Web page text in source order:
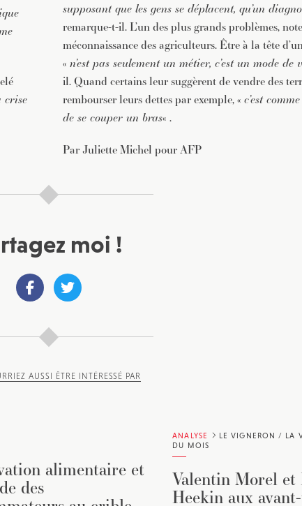
crise
supposant que les gens se déplacent, qu’un
remarque-t-il. L’un des plus grands problèmes,
méconnaissance des agriculteurs. Être à la tête
« n’est pas seulement un métier, c’est un mode de
il. Quand certains leur suggèrent de vendre des
rembourser leurs dettes par exemple, « c’est
de se couper un bras« .
Par Juliette Michel pour AFP
moi !
AUSSI ÊTRE INTÉRESSÉ PAR
alimentaire et
des
ANALYSE
LE VIGNERON / LA
DU MOIS
Valentin Morel
Heekin aux